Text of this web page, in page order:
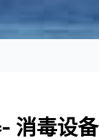
消毒设备